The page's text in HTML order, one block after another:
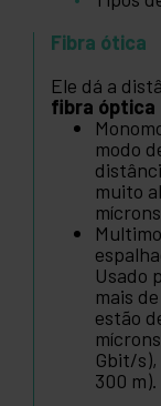
Fibra ótica
Ele dá a
fibra óptica
modo
muito
Usado
mais
estão
Gbit/s),
300 m).